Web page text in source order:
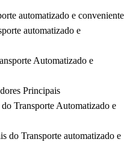
automatizado e conveniente
automatizado e
Automatizado e
Principais
Transporte Automatizado e
do Transporte automatizado e